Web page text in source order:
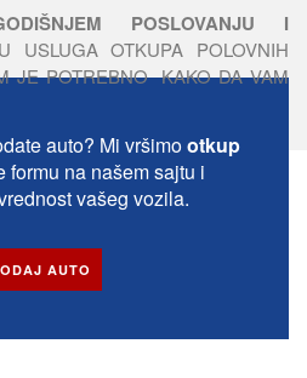
POSLOVANJU I
USLUGA OTKUPA POLOVNIH
JE POTREBNO KAKO DA VAM
auto? Mi vršimootkup
formu na našem sajtu i
vašeg vozila.
AUTO